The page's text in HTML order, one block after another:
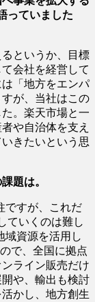
っていました
というか、目標
会社を経営して
「地方をエンパ
が、当社はこの
。楽天市場と一
や自治体を支え
きたいという思
題は。
ですが、これだ
ていくのは難し
域資源を活用し
で、全国に拠点
ライン販売だけ
や、輸出も検討
かし、地方創生